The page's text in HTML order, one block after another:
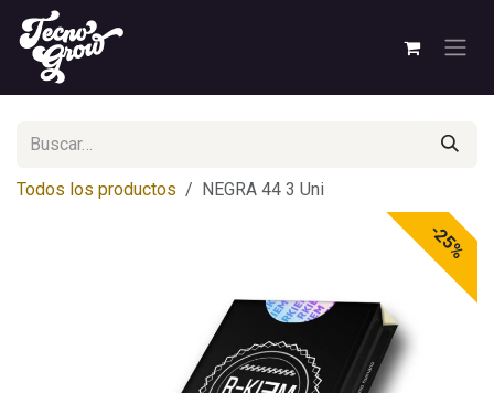
Ir al contenido
Todos los productos NEGRA 44 3 Uni
-25%